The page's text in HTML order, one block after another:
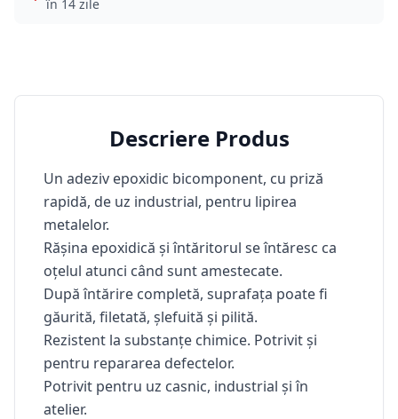
în 14 zile
Descriere Produs
Un adeziv epoxidic bicomponent, cu priză
rapidă, de uz industrial, pentru lipirea
metalelor.
Rășina epoxidică și întăritorul se întăresc ca
oțelul atunci când sunt amestecate.
După întărire completă, suprafața poate fi
găurită, filetată, șlefuită și pilită.
Rezistent la substanțe chimice. Potrivit și
pentru repararea defectelor.
Potrivit pentru uz casnic, industrial și în
atelier.